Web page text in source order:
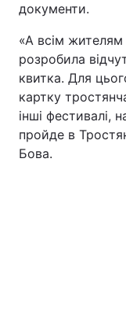
документи.
«А всім жителям
розробила
квитка. Для
картку
інші фестивалі,
пройде в
Бова.